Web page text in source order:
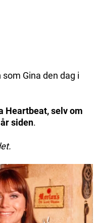
Gina den dag i
Heartbeat, selv om
siden.